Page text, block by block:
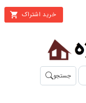
خرید اشتراک
جستجو